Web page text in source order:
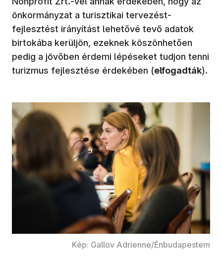
önkormányzat a turisztikai tervezést-
fejlesztést irányítást lehetővé tevő adatok
birtokába kerüljön, ezeknek köszönhetően
pedig a jövőben érdemi lépéseket tudjon tenni
turizmus fejlesztése érdekében (elfogadták).
Kép: Gallov Adrienne/Énbudapestem